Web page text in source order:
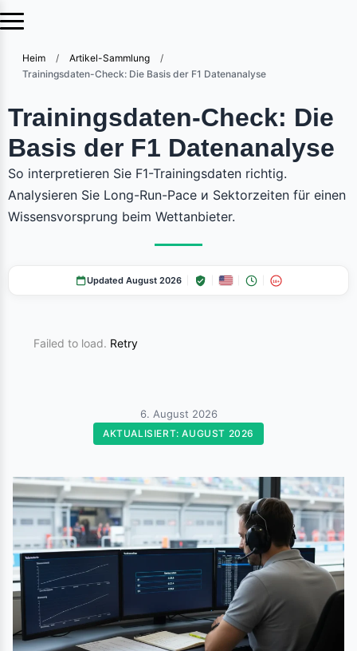
Heim / Artikel-Sammlung
/
Trainingsdaten-Check: Die Basis der F1 Datenanalyse
Trainingsdaten-Check: Die
Basis der F1 Datenanalyse
So interpretieren Sie F1-Trainingsdaten richtig.
Analysieren Sie Long-Run-Pace и Sektorzeiten für einen
Wissensvorsprung beim Wettanbieter.
Updated August 2026 18+
Failed to load. Retry
6. August 2026
AKTUALISIERT: AUGUST 2026